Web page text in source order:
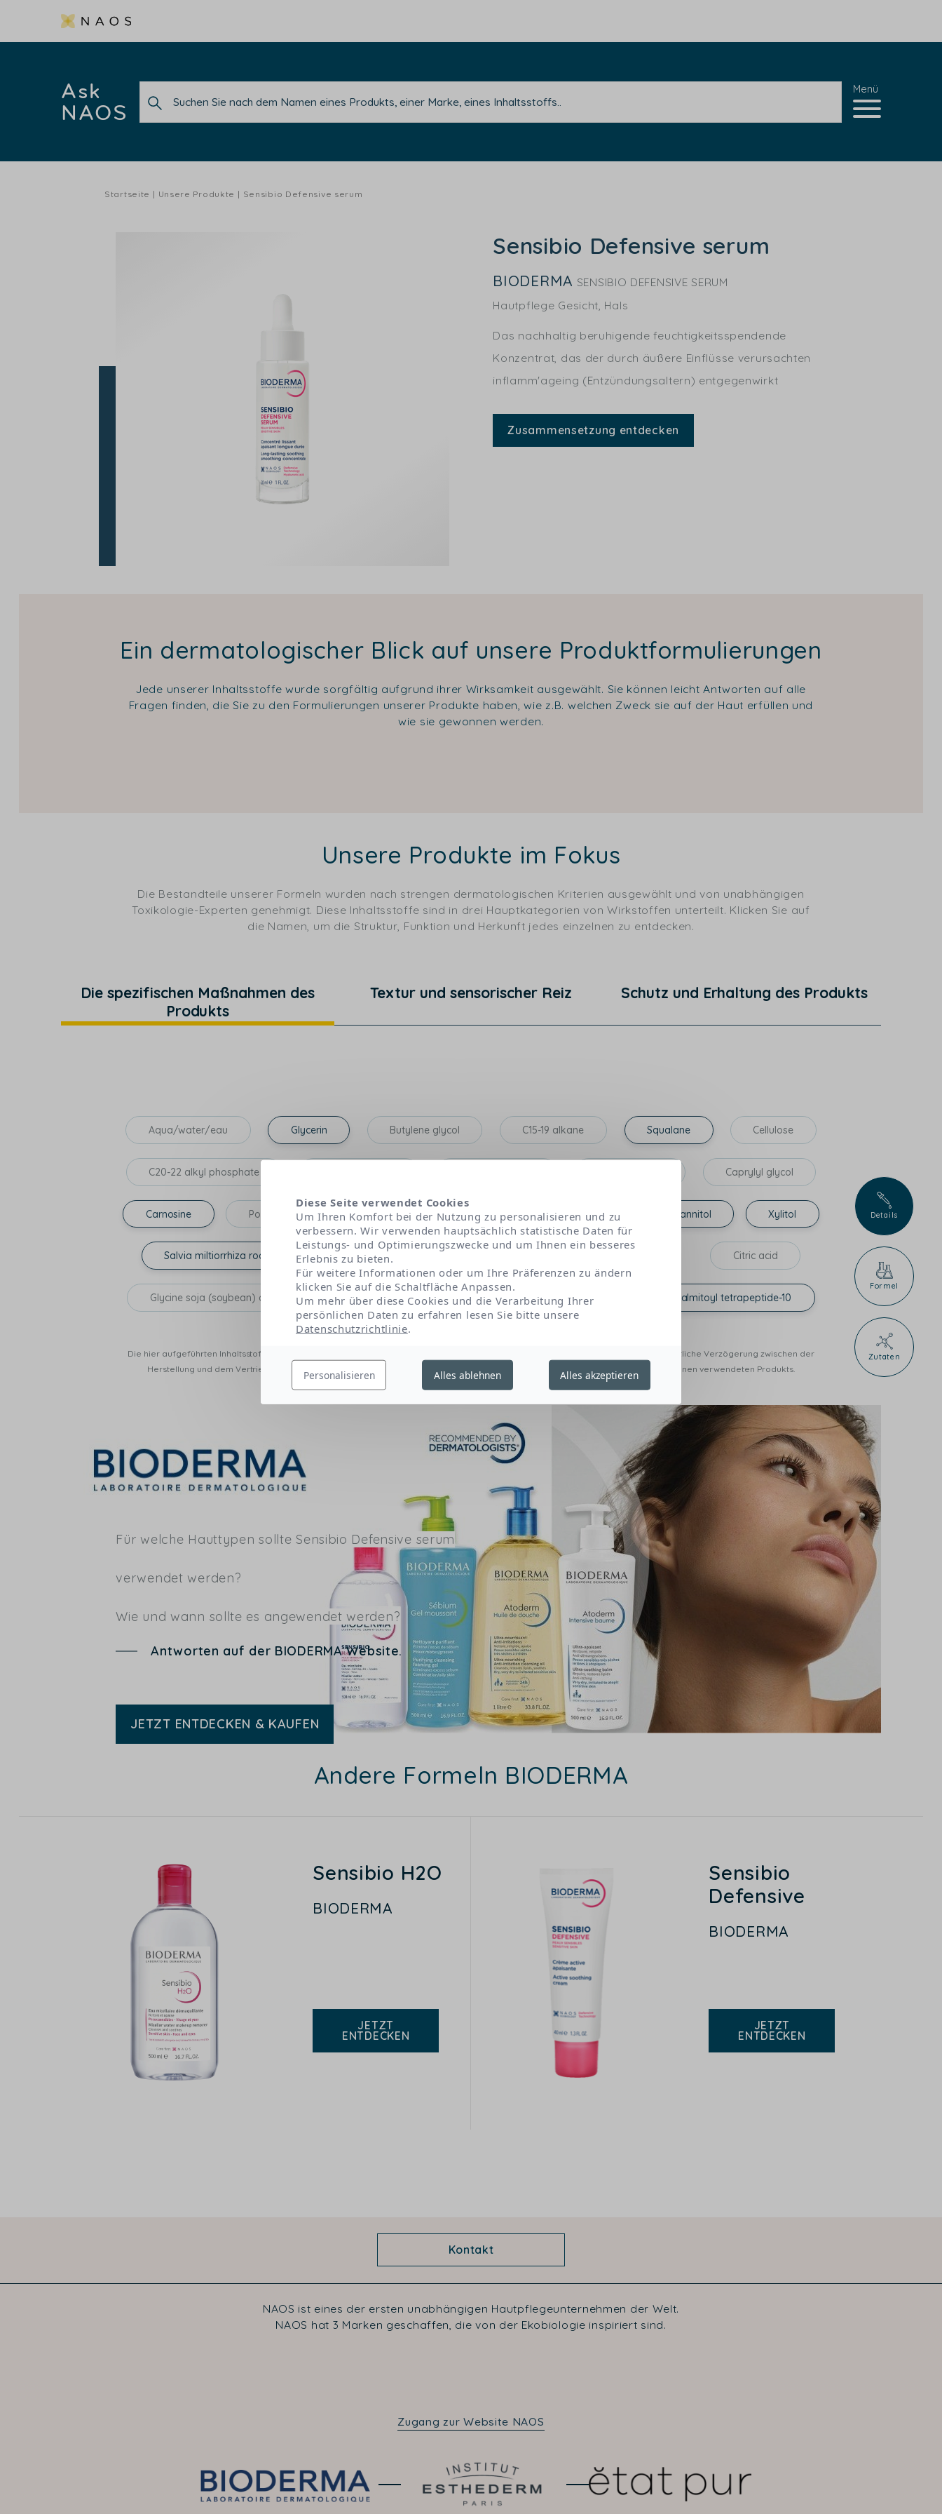
Ask
NAOS
Menü
Startseite Unsere Produkte Sensibio Defensive serum
Sensibio Defensive serum
BIODERMA SENSIBIO DEFENSIVE SERUM
Hautpflege Gesicht, Hals
Das nachhaltig beruhigende feuchtigkeitsspendende
Konzentrat, das der durch äußere Einflüsse verursachten
inflamm'ageing (Entzündungsaltern) entgegenwirkt
Zusammensetzung entdecken
Details
Formel
Zutaten
Ein dermatologischer Blick auf unsere Produktformulierungen
Jede unserer Inhaltsstoffe wurde sorgfältig aufgrund ihrer Wirksamkeit ausgewählt. Sie können leicht Antworten auf alle
Fragen finden, die Sie zu den Formulierungen unserer Produkte haben, wie z.B. welchen Zweck sie auf der Haut erfüllen und
wie sie gewonnen werden.
Unsere Produkte im Fokus
Die Bestandteile unserer Formeln wurden nach strengen dermatologischen Kriterien ausgewählt und von unabhängigen
Toxikologie-Experten genehmigt. Diese Inhaltsstoffe sind in drei Hauptkategorien von Wirkstoffen unterteilt. Klicken Sie auf
die Namen, um die Struktur, Funktion und Herkunft jedes einzelnen zu entdecken.
Die spezifischen Maßnahmen des
Produkts
Textur und sensorischer Reiz Schutz und Erhaltung des Produkts
Aqua/water/eau Glycerin Butylene glycol C15-19 alkane Squalane Cellulose
C20-22 alkyl phosphate Caprylyl glycol
Carnosine Polyacrylate crosspolymer-6 Maltodextrin Xanthan gum Mannitol Xylitol
Salvia miltiorrhiza root extract Rhamnose Citric acid
Glycine soja (soybean) oil Hydrolyzed hyaluronic acid Sodium hydroxide Palmitoyl tetrapeptide-10
Die hier aufgeführten Inhaltsstoffe sind die aktuellsten Bestandteile, die in unseren Formulierungen verwendet werden. Da es eine zeitliche Verzögerung zwischen der
Herstellung und dem Vertrieb auf dem Markt geben kann, überprüfen Sie bitte die Inhaltsstoffliste auf der Verpackung des von Ihnen verwendeten Produkts.
Für welche Hauttypen sollte Sensibio Defensive serum
verwendet werden?
Wie und wann sollte es angewendet werden?
Antworten auf der BIODERMA Website.
JETZT ENTDECKEN & KAUFEN
Andere Formeln BIODERMA
Sensibio H2O
BIODERMA
JETZT
ENTDECKEN
Sensibio
Defensive
BIODERMA
JETZT
ENTDECKEN
Kontakt
NAOS ist eines der ersten unabhängigen Hautpflegeunternehmen der Welt.
NAOS hat 3 Marken geschaffen, die von der Ekobiologie inspiriert sind.
Zugang zur Website NAOS
Diese Seite verwendet Cookies
Um Ihren Komfort bei der Nutzung zu personalisieren und zu
verbessern. Wir verwenden hauptsächlich statistische Daten für
Leistungs- und Optimierungszwecke und um Ihnen ein besseres
Erlebnis zu bieten.
Für weitere Informationen oder um Ihre Präferenzen zu ändern
klicken Sie auf die Schaltfläche Anpassen.
Um mehr über diese Cookies und die Verarbeitung Ihrer
persönlichen Daten zu erfahren lesen Sie bitte unsere
Datenschutzrichtlinie.
Personalisieren Alles ablehnen Alles akzeptieren